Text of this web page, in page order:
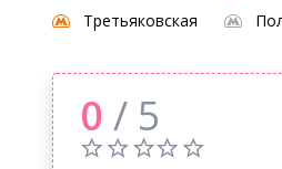
Третьяковская
0 / 5